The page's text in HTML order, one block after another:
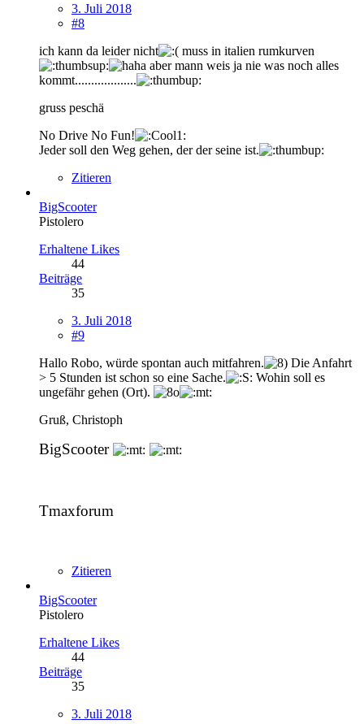
3. Juli 2018
#8
ich kann da leider nicht
muss in italien rumkurven
aber mann weis ja nie was noch alles
kommt...................
gruss peschä
No Drive No Fun!
Jeder soll den Weg gehen, der der seine ist.
Zitieren
BigScooter
Pistolero
Erhaltene Likes
44
Beiträge
35
3. Juli 2018
#9
Hallo Robo, würde spontan auch mitfahren.
Die Anfahrt
> 5 Stunden ist schon so eine Sache.
Wohin soll es
ungefähr gehen (Ort).
Gruß, Christoph
BigScooter
Tmaxforum
Zitieren
BigScooter
Pistolero
Erhaltene Likes
44
Beiträge
35
3. Juli 2018